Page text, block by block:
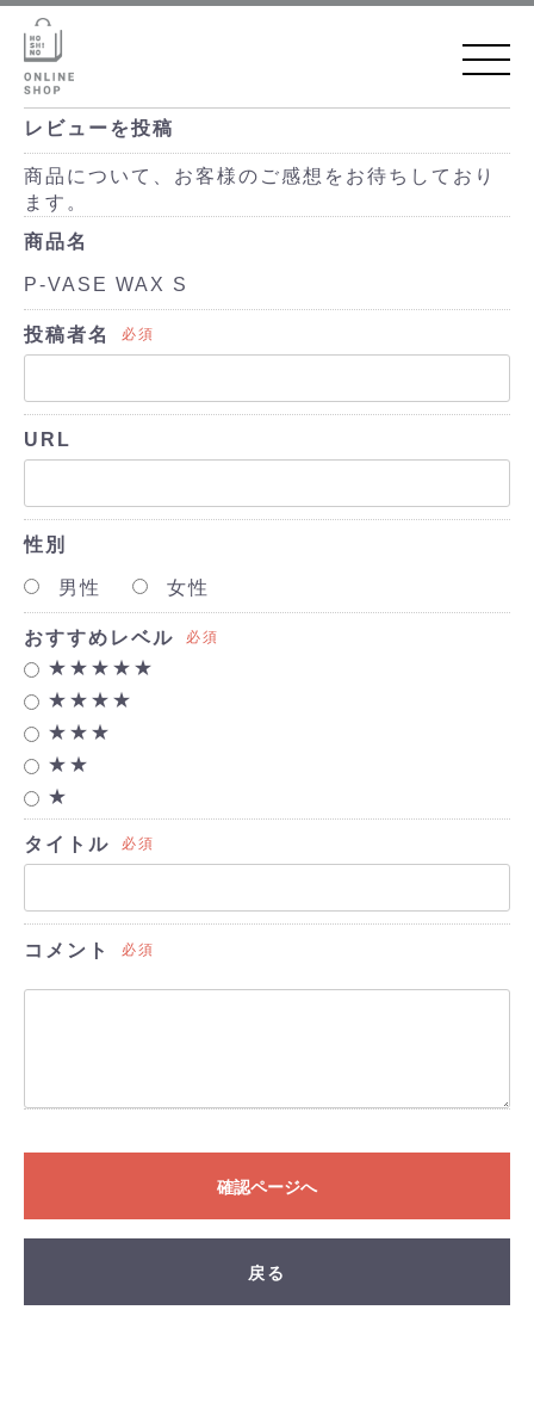
レビューを投稿
商品について、お客様のご感想をお待ちしており
ます。
商品名
P-VASE WAX S
投稿者名 必須
URL
性別
男性 女性
おすすめレベル 必須
★★★★★
★★★★
★★★
★★
★
タイトル 必須
コメント 必須
確認ページへ
戻る